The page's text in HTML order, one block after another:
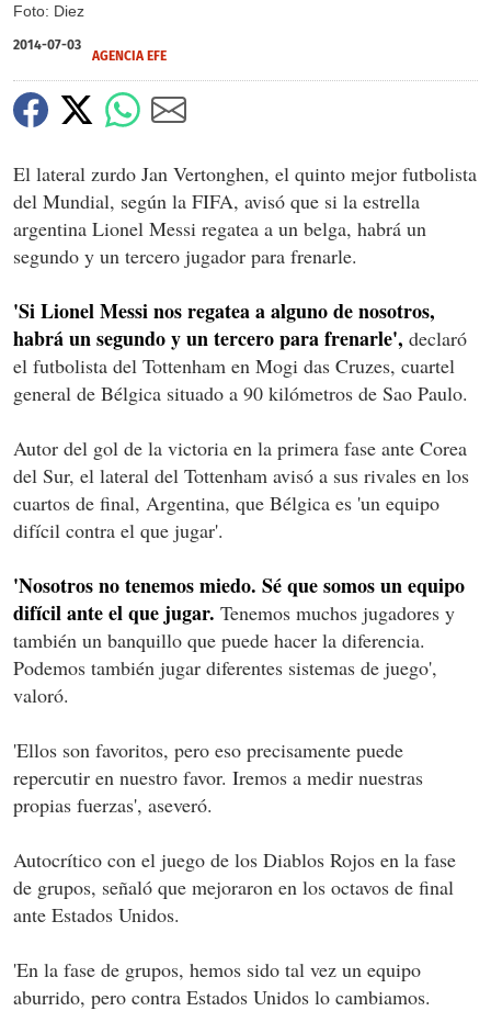
Foto: Diez
2014-07-03
AGENCIA EFE
El lateral zurdo Jan Vertonghen, el quinto mejor futbolista
del Mundial, según la FIFA, avisó que si la estrella
argentina Lionel Messi regatea a un belga, habrá un
segundo y un tercero jugador para frenarle.
'Si Lionel Messi nos regatea a alguno de nosotros,
habrá un segundo y un tercero para frenarle', declaró
el futbolista del Tottenham en Mogi das Cruzes, cuartel
general de Bélgica situado a 90 kilómetros de Sao Paulo.
Autor del gol de la victoria en la primera fase ante Corea
del Sur, el lateral del Tottenham avisó a sus rivales en los
cuartos de final, Argentina, que Bélgica es 'un equipo
difícil contra el que jugar'.
'Nosotros no tenemos miedo. Sé que somos un equipo
difícil ante el que jugar. Tenemos muchos jugadores y
también un banquillo que puede hacer la diferencia.
Podemos también jugar diferentes sistemas de juego',
valoró.
'Ellos son favoritos, pero eso precisamente puede
repercutir en nuestro favor. Iremos a medir nuestras
propias fuerzas', aseveró.
Autocrítico con el juego de los Diablos Rojos en la fase
de grupos, señaló que mejoraron en los octavos de final
ante Estados Unidos.
'En la fase de grupos, hemos sido tal vez un equipo
aburrido, pero contra Estados Unidos lo cambiamos.